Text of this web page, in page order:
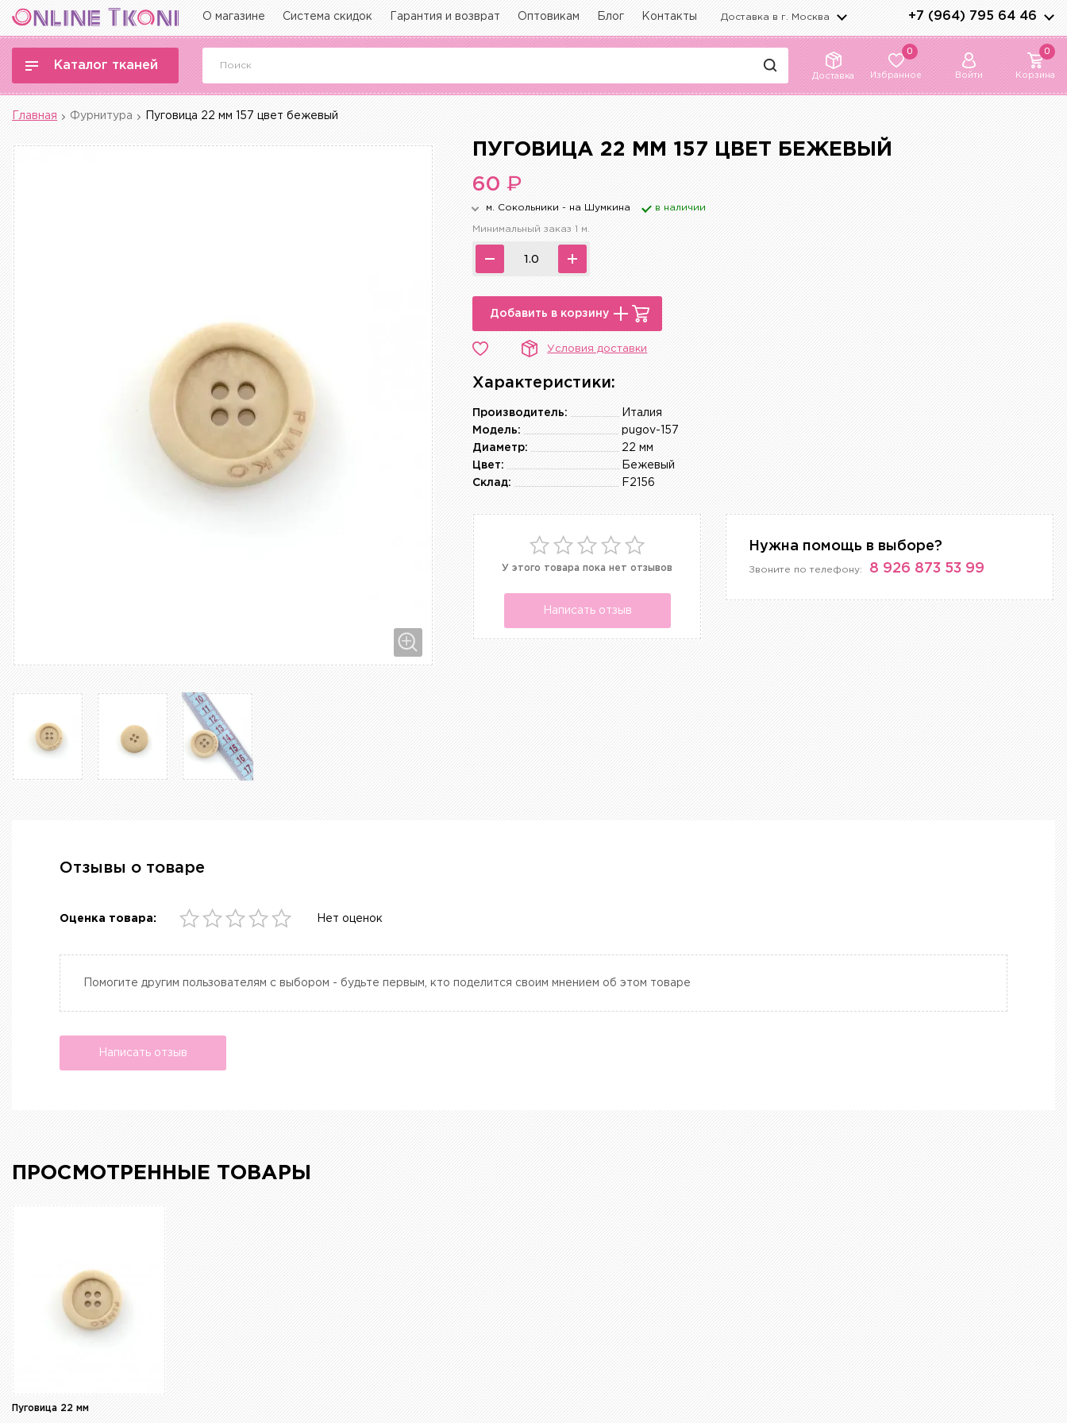
О магазине Система скидок Гарантия и возврат Оптовикам Блог Контакты Доставка в г. Москва +7 (964) 795 64 46
Каталог тканей
Доставка
0
Избранное Войти
0
Корзина
Главная Фурнитура Пуговица 22 мм 157 цвет бежевый
ПУГОВИЦА 22 ММ 157 ЦВЕТ БЕЖЕВЫЙ
60₽
м. Сокольники - на Шумкина в наличии
Минимальный заказ 1 м.
Добавить в корзину
Условия доставки
Характеристики:
Италия
Производитель:
pugov-157
Модель:
22 мм
Диаметр:
Бежевый
Цвет:
F2156
Склад:
У этого товара пока нет отзывов
Написать отзыв
Нужна помощь в выборе?
Звоните по телефону: 8 926 873 53 99
Отзывы о товаре
Оценка товара: Нет оценок
Помогите другим пользователям с выбором - будьте первым, кто поделится своим мнением об этом товаре
Написать отзыв
ПРОСМОТРЕННЫЕ ТОВАРЫ
Пуговица 22 мм